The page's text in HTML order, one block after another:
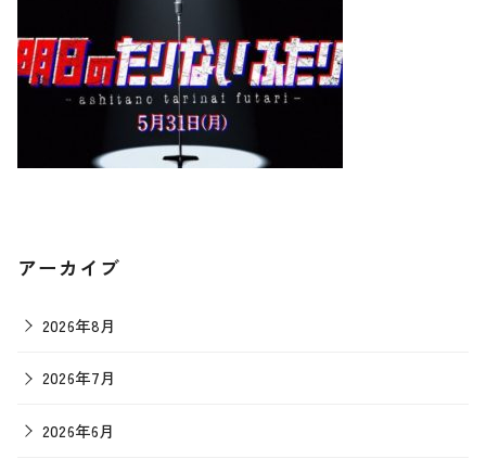
アーカイブ
2026年8月
2026年7月
2026年6月